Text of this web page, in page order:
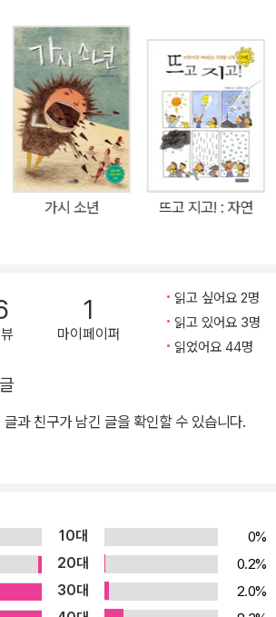
수업에 대한 아이의 긴장된 마음이 잘 드러나
운 마음은 어른들의 시각으로 보기에는 얼토
니다. 하지만 이 책은 링링의 시선으로 그려지
있는 간결한 문장 덕분에 주인공 링링의 당
히 느낄 수 있습니다. 더불어 발표 수업을 앞
를, 부모들에게는 아이의 심리를 이해할 수
고 몸이 굳거나 당황하면 머릿속이 새하얘지고
이 있습니다. 이렇게 아이들이 발표를 두려워하
는
감이 없는 아이들은 교실 안에 있는 모든 친구
생각합니다. 그리고 틀린 답을 말하면 친구
선생님이 자신이 싫어할 거라고 믿어버립니다.
두려워한다면, 아이가 왜 발표하는 것을 싫
을 수 있는 분위기를 만들고, 아이가 부끄러
잘할 수 있도록 곁에서 응원해 주는 것이 좋습
모가 해 준 말에 큰 용기를 얻으니까요. 201
가시 소년 뜨고 지고! : 자연
1
마이페이퍼
읽고 싶어요 2명
읽고 있어요 3명
읽었어요 44명
과 친구가 남긴 글을 확인할 수 있습니다.
10대
0%
20대
0.2%
30대
2.0%